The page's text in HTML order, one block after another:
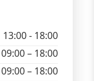
13:00 - 18:00
09:00 – 18:00
09:00 – 18:00